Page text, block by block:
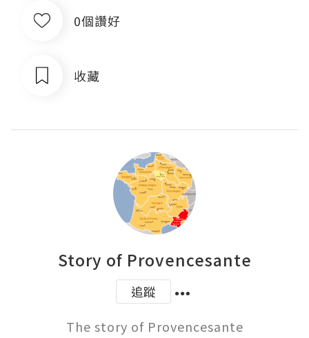
0個讚好
收藏
Story of Provencesante
追蹤
The story of Provencesante